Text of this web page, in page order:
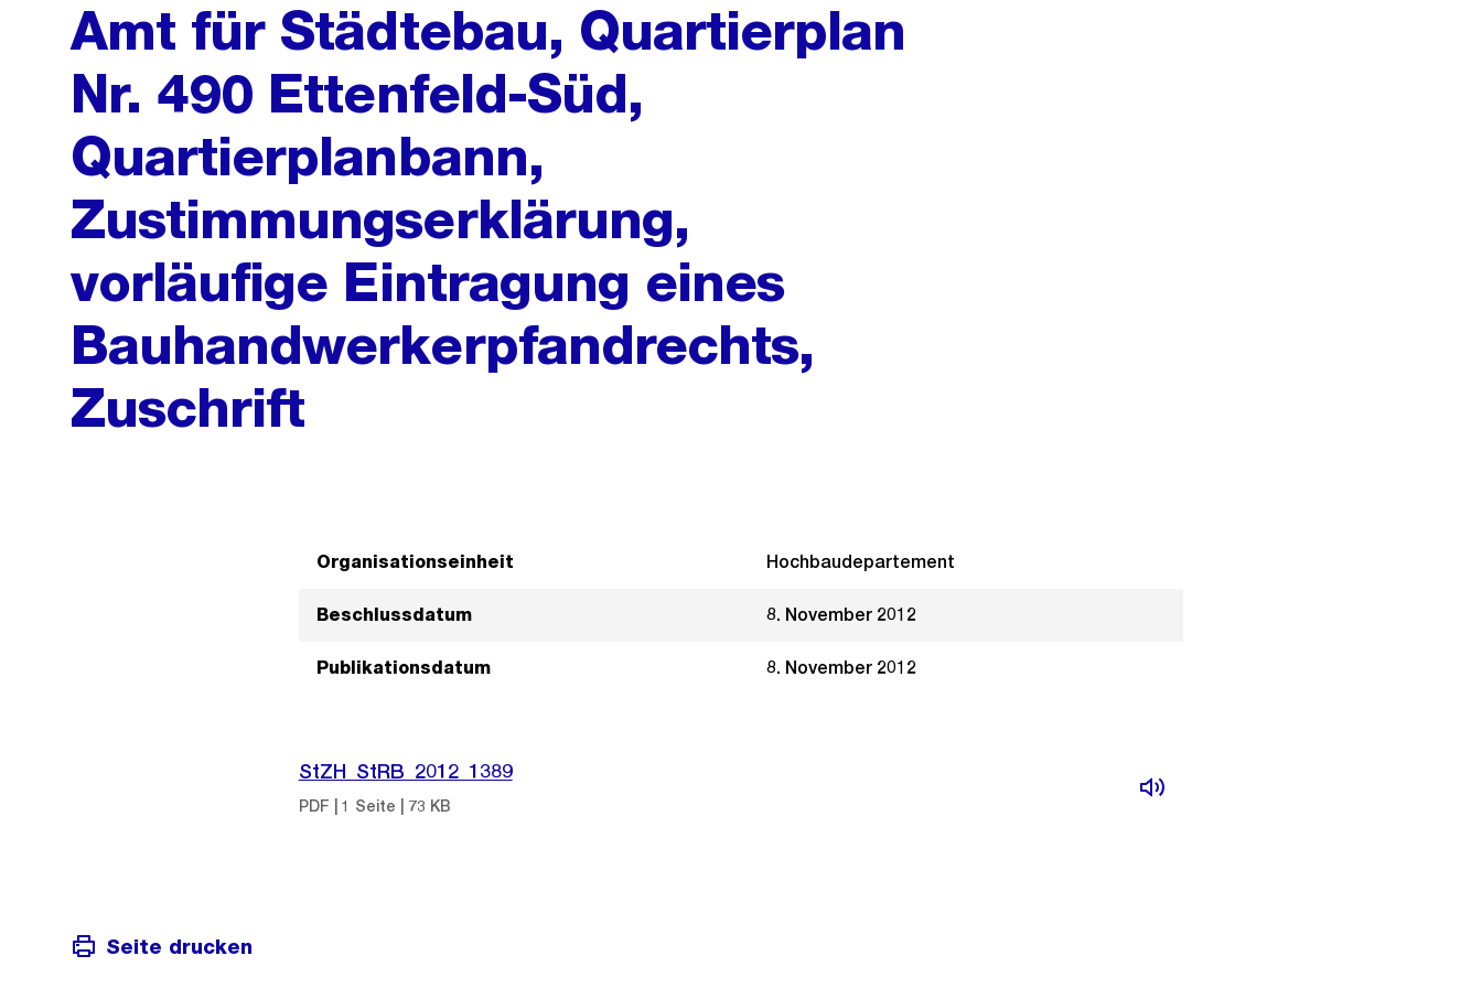
Amt für Städtebau, Quartierplan
Nr. 490 Ettenfeld-Süd,
Quartierplanbann,
Zustimmungserklärung,
vorläufige Eintragung eines
Bauhandwerkerpfandrechts,
Zuschrift
Organisationseinheit Hochbaudepartement
Beschlussdatum 8. November 2012
Publikationsdatum 8. November 2012
StZH_StRB_2012_1389
PDF | 1 Seite | 73 KB
Seite drucken